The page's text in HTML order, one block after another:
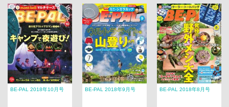
BE-PAL 2018年10月号 BE-PAL 2018年9月号 BE-PAL 2018年8月号